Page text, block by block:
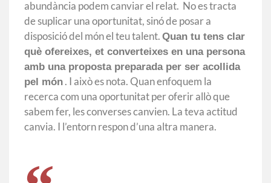
abundància podem canviar el relat. No es tracta
de suplicar una oportunitat, sinó de posar a
disposició del món el teu talent. Quan tu tens clar
què ofereixes, et converteixes en una persona
amb una proposta preparada per ser acollida
pel món . I això es nota. Quan enfoquem la
recerca com una oportunitat per oferir allò que
sabem fer, les converses canvien. La teva actitud
canvia. I l’entorn respon d’una altra manera.